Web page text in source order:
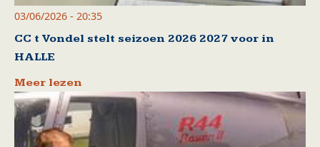
03/06/2026 - 20:35
CC t Vondel stelt seizoen 2026 2027 voor in
HALLE
Meer lezen